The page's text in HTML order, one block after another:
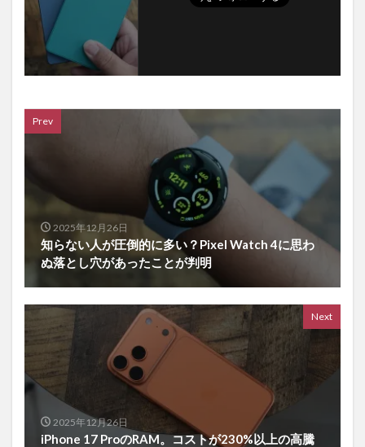
Prev
2025年12月26日
知らない人が圧倒的に多い？Pixel Watch 4に思わ
ぬ落とし穴があったことが判明
Next
2025年12月26日
iPhone 17 ProのRAM。コストが230%以上の高騰